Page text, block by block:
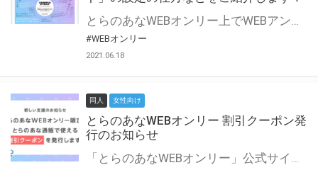
とらのあなWEBオンリー上でWEBアンソロジーが作成できる「記念コメント」について、その使い方や作成手順を解説します！ 支援タイプを「サークル参加型」「サークル参加型・マルシェ(イベント会場)機能付き」でお申し込みいただいている主催者様はぜひご活用ください♪ とらのあなWEBオンリーサイトはこちら
#WEBオンリー
2021.06.18
同人 女性向け
とらのあなWEBオンリー 割引クーポン発
行のお知らせ
「とらのあなWEBオンリー」公式サイトでとらのあな通販の「割引クーポン」を配布中！ イベントごとに開催当日限定で使える割引クーポンのシリアルコードを発行します。 とらのあなWEBオンリーのページをチェックして、イベント当日にお得にお買い物を楽しみましょう♪ ※本キャンペーンは予告なく終了する場合がございます。 とらのあなWEBオンリーサイトはこちら